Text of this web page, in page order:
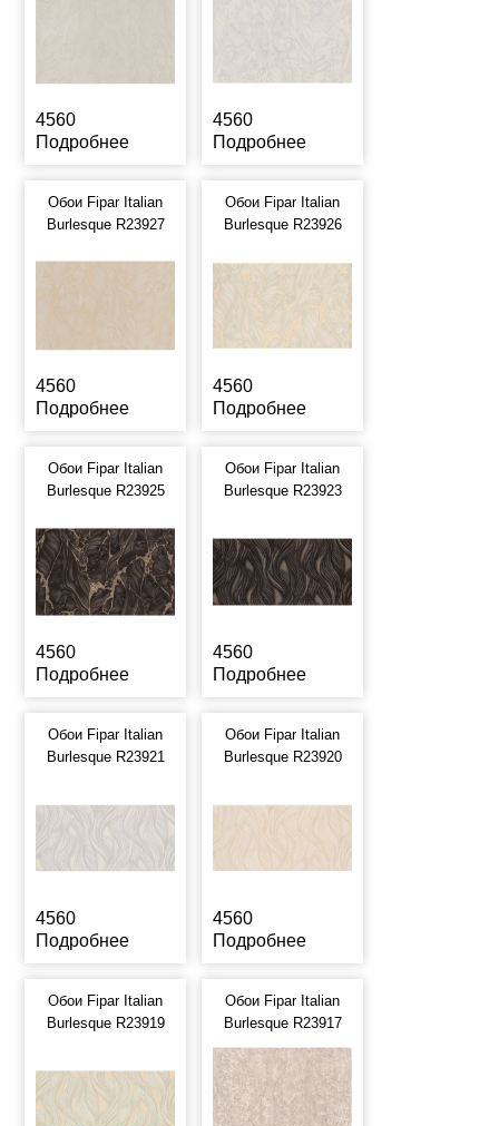
4560
Подробнее
4560
Подробнее
Обои Fipar Italian
Burlesque R23927
4560
Подробнее
Обои Fipar Italian
Burlesque R23926
4560
Подробнее
Обои Fipar Italian
Burlesque R23925
4560
Подробнее
Обои Fipar Italian
Burlesque R23923
4560
Подробнее
Обои Fipar Italian
Burlesque R23921
4560
Подробнее
Обои Fipar Italian
Burlesque R23920
4560
Подробнее
Обои Fipar Italian
Burlesque R23919
Обои Fipar Italian
Burlesque R23917